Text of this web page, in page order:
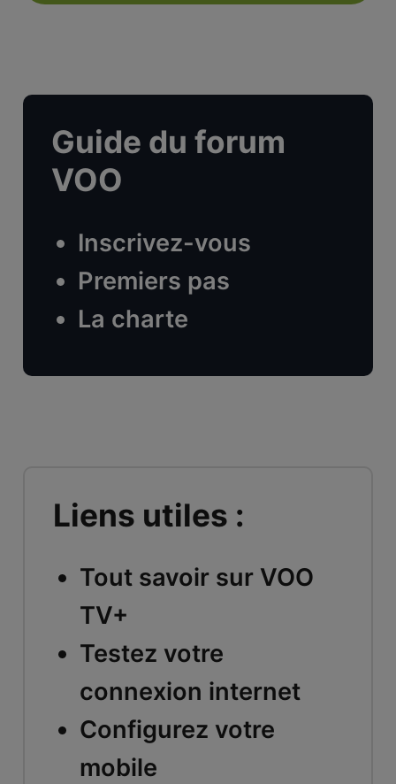
Guide du forum
VOO
Inscrivez-vous
Premiers pas
La charte
Liens utiles :
Tout savoir sur VOO
TV+
Testez votre
connexion internet
Configurez votre
mobile